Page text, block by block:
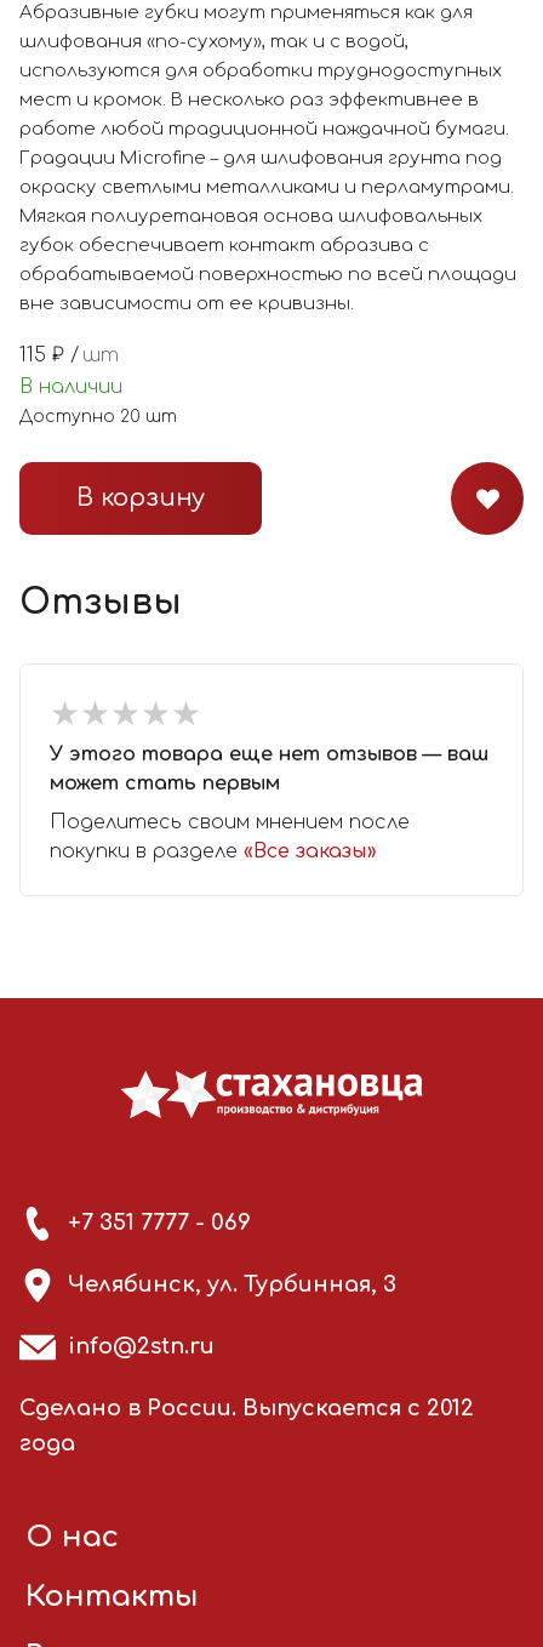
Абразивные губки могут применяться как для
шлифования «по-сухому», так и с водой,
используются для обработки труднодоступных
мест и кромок. В несколько раз эффективнее в
работе любой традиционной наждачной бумаги.
Градации Microfine – для шлифования грунта под
окраску светлыми металликами и перламутрами.
Мягкая полиуретановая основа шлифовальных
губок обеспечивает контакт абразива с
обрабатываемой поверхностью по всей площади
вне зависимости от ее кривизны.
115 ₽ / шт
В наличии
Доступно 20 шт
В корзину
Отзывы
★★★★★
★★★★★
У этого товара еще нет отзывов — ваш
может стать первым
Поделитесь своим мнением после
покупки в разделе «Все заказы»
+7 351 7777 - 069
Челябинск, ул. Турбинная, 3
info@2stn.ru
Сделано в России. Выпускается с 2012
года
О нас
Контакты